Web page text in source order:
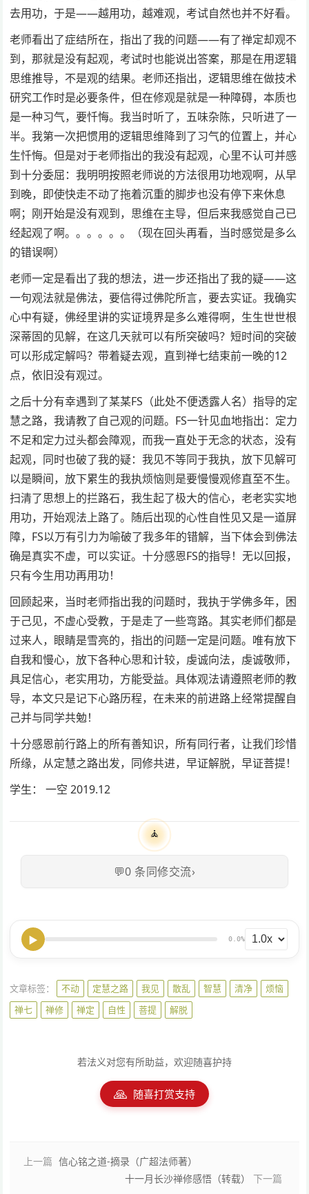
去用功，于是——越用功，越难观，考试自然也并不好看。
老师看出了症结所在，指出了我的问题——有了禅定却观不
到，那就是没有起观，考试时也能说出答案，那是在用逻辑
思维推导，不是观的结果。老师还指出，逻辑思维在做技术
研究工作时是必要条件，但在修观是就是一种障碍，本质也
是一种习气，要忏悔。我当时听了，五味杂陈，只听进了一
半。我第一次把惯用的逻辑思维降到了习气的位置上，并心
生忏悔。但是对于老师指出的我没有起观，心里不认可并感
到十分委屈：我明明按照老师说的方法很用功地观啊，从早
到晚，即使快走不动了拖着沉重的脚步也没有停下来休息
啊；刚开始是没有观到，思维在主导，但后来我感觉自己已
经起观了啊。。。。。。（现在回头再看，当时感觉是多么
的错误啊）
老师一定是看出了我的想法，进一步还指出了我的疑——这
一句观法就是佛法，要信得过佛陀所言，要去实证。我确实
心中有疑，佛经里讲的实证境界是多么难得啊，生生世世根
深蒂固的见解，在这几天就可以有所突破吗？短时间的突破
可以形成定解吗？带着疑去观，直到禅七结束前一晚的12
点，依旧没有观过。
之后十分有幸遇到了某某FS（此处不便透露人名）指导的定
慧之路，我请教了自己观的问题。FS一针见血地指出：定力
不足和定力过头都会障观，而我一直处于无念的状态，没有
起观，同时也破了我的疑：我见不等同于我执，放下见解可
以是瞬间，放下累生的我执烦恼则是要慢慢观修直至不生。
扫清了思想上的拦路石，我生起了极大的信心，老老实实地
用功，开始观法上路了。随后出现的心性自性见又是一道屏
障，FS以万有引力为喻破了我多年的错解，当下体会到佛法
确是真实不虚，可以实证。十分感恩FS的指导！无以回报，
只有今生用功再用功！
回顾起来，当时老师指出我的问题时，我执于学佛多年，困
于己见，不虚心受教，于是走了一些弯路。其实老师们都是
过来人，眼睛是雪亮的，指出的问题一定是问题。唯有放下
自我和慢心，放下各种心思和计较，虔诚向法，虔诚敬师，
具足信心，老实用功，方能受益。具体观法请遵照老师的教
导，本文只是记下心路历程，在未来的前进路上经常提醒自
己并与同学共勉！
十分感恩前行路上的所有善知识，所有同行者，让我们珍惜
所缘，从定慧之路出发，同修共进，早证解脱，早证菩提！
学生： 一空 2019.12
🧘
💬0 条同修交流›
▶ 0.0%
文章标签： 不动 定慧之路 我见 散乱 智慧 清净
烦恼
禅七
禅修 禅定 自性 菩提 解脱
若法义对您有所助益，欢迎随喜护持
🙏 随喜打赏支持
上一篇 信心铭之道-摘录（广超法师著）
十一月长沙禅修感悟（转载）
下一篇